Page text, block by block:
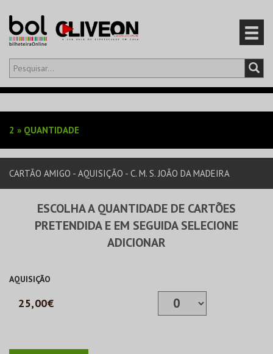
Olá,iniciar sessão
EVENTOS
CARTÕES
PRODUTOS
2 » QUANTIDADE
CARTÃO AMIGO - AQUISIÇÃO - C. M. S. JOÃO DA MADEIRA
ESCOLHA A QUANTIDADE DE CARTÕES
PRETENDIDA E EM SEGUIDA SELECIONE
ADICIONAR
AQUISIÇÃO
25,00€